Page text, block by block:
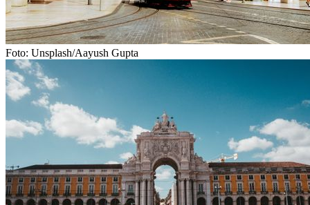
Foto: Unsplash/Aayush Gupta